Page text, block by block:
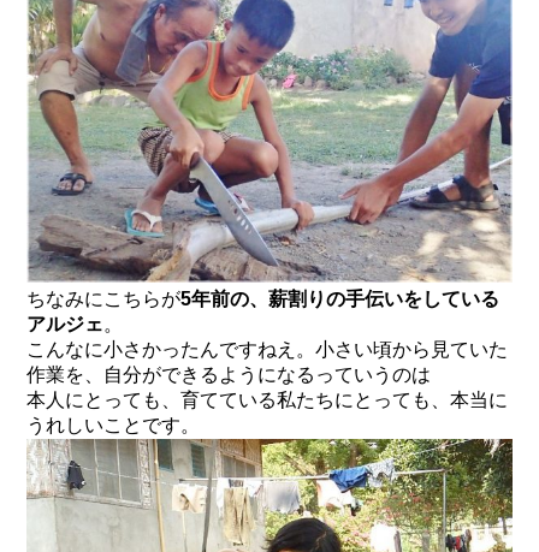
ちなみにこちらが5年前の、薪割りの手伝いをしている
アルジェ。
こんなに小さかったんですねえ。小さい頃から見ていた
作業を、自分ができるようになるっていうのは
本人にとっても、育てている私たちにとっても、本当に
うれしいことです。